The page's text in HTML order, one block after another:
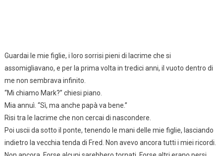
Guardai le mie figlie, i loro sorrisi pieni di lacrime che si
assomigliavano, e per la prima volta in tredici anni, il vuoto dentro di
me non sembrava infinito.
“Mi chiamo Mark?” chiesi piano.
Mia annuì. “Sì, ma anche papà va bene.”
Risi tra le lacrime che non cercai di nascondere.
Poi uscii da sotto il ponte, tenendo le mani delle mie figlie, lasciando
indietro la vecchia tenda di Fred. Non avevo ancora tutti i miei ricordi.